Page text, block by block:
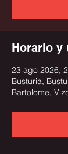
Horario y
23 ago 2026,
Busturia,
Bartolome,